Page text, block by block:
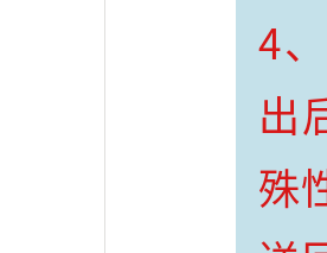
4
出
殊